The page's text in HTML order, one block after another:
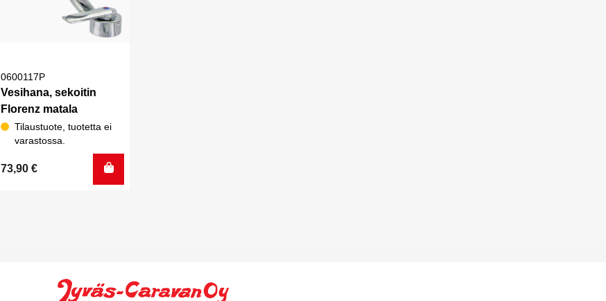
0600117P
Vesihana, sekoitin
Florenz matala
Tilaustuote, tuotetta ei
varastossa.
73,90 €